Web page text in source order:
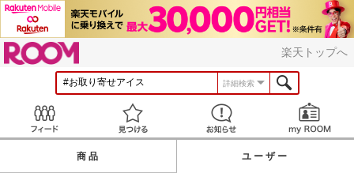
楽天トップへ
詳細検索
見つける お知らせ
商品 ユーザー